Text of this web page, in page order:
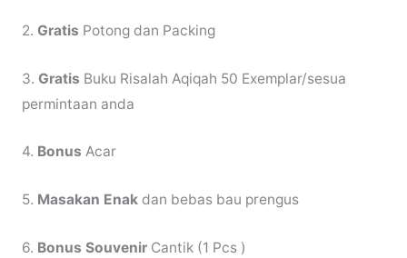
2. Gratis Potong dan Packing
3. Gratis Buku Risalah Aqiqah 50 Exemplar/sesua
permintaan anda
4. Bonus Acar
5. Masakan Enakdan bebas bau prengus
6. Bonus SouvenirCantik (1 Pcs )